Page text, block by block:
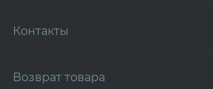
Контакты
Возврат товара